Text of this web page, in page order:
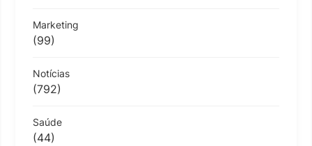
Marketing
(99)
Notícias
(792)
Saúde
(44)